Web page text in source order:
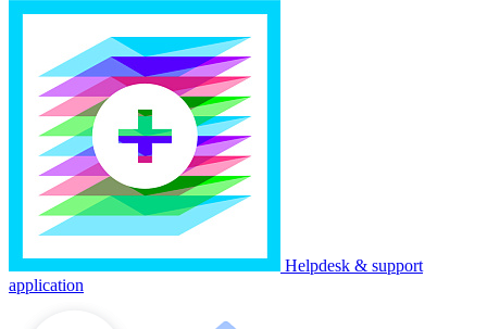
Helpdesk & support
application